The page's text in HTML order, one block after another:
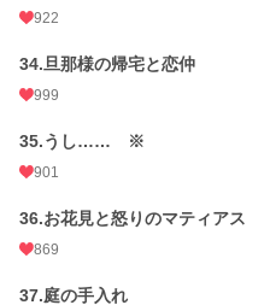
922
34.旦那様の帰宅と恋仲
999
35.うし…… ※
901
36.お花見と怒りのマティアス
869
37.庭の手入れ